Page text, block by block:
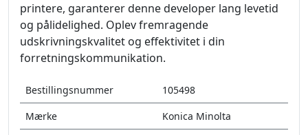
printere, garanterer denne developer lang levetid
og pålidelighed. Oplev fremragende
udskrivningskvalitet og effektivitet i din
forretningskommunikation.
Bestillingsnummer
105498
Mærke
Konica Minolta